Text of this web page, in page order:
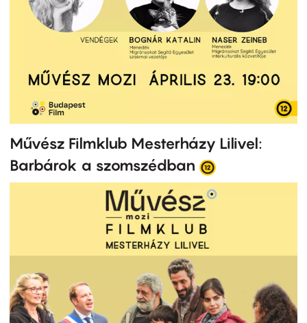
Művész Filmklub Mesterházy Lilivel:
Barbárok a szomszédban